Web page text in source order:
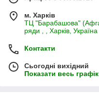
м. Харків
ТЦ "Барабашова"
ряди , , Харків, Україна
Контакти
Сьогодні вихідний
Показати весь